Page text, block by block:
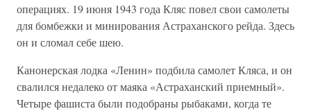
операциях. 19 июня 1943 года Кляс повел свои самолеты
для бомбежки и минирования Астраханского рейда. Здесь
он и сломал себе шею.
Канонерская лодка «Ленин» подбила самолет Кляса, и он
свалился недалеко от маяка «Астраханский приемный».
Четыре фашиста были подобраны рыбаками, когда те